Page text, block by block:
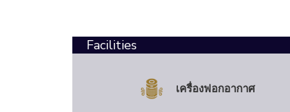
Facilities
เครื่องฟอกอากาศ